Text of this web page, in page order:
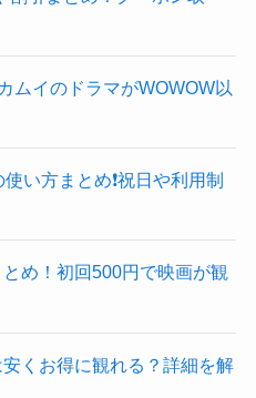
ムイのドラマがWOWOW以
い方まとめ❗️祝日や利用制
め！初回500円で映画が観
くお得に観れる？詳細を解